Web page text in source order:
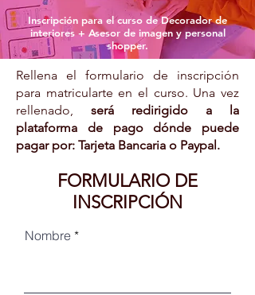
Inscripción para el curso de Decorador de
interiores + Asesor de imagen y personal
shopper.
Rellena el formulario de inscripción
para matricularte en el curso. Una vez
rellenado, será redirigido a la
plataforma de pago dónde puede
pagar por: Tarjeta Bancaria o Paypal.
FORMULARIO DE
INSCRIPCIÓN
Nombre